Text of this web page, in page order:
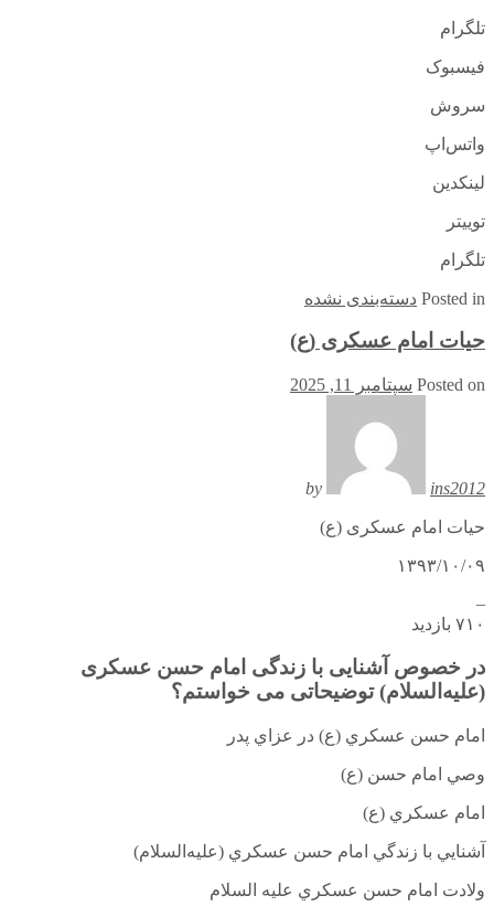
تلگرام
فیسبوک
سروش
واتس‌اپ
لینکدین
توییتر
تلگرام
Posted in دسته‌بندی نشده
حیات امام عسکری (ع)
Posted on سپتامبر 11, 2025
by ins2012
حیات امام عسکری (ع)
۱۳۹۳/۱۰/۰۹
–
۷۱۰ بازدید
در خصوص آشنایی با زندگی امام حسن عسکری
(علیه‌السلام) توضیحاتی می خواستم؟
امام حسن عسكري (ع) در عزاي پدر
وصي امام حسن (ع)
امام عسكري (ع)
آشنايي با زندگي امام حسن عسكري (عليه‌السلام)
ولادت امام حسن عسكري عليه السلام